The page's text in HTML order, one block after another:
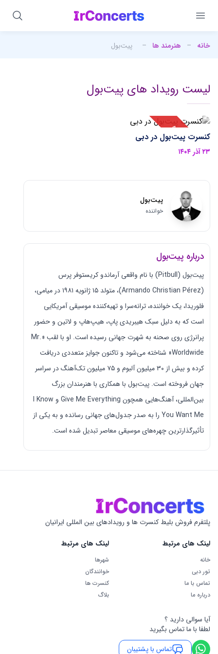
خانه – هنرمند ها – پیت‌بول
لیست رویداد های پیت‌بول
کنسرت پیت‌بول در دبی
۲۳ آذر ۱۴۰۴
پیت‌بول
خواننده
درباره پیت‌بول
پیت‌بول (Pitbull) با نام واقعی آرماندو کریستوفر پرس
(Armando Christian Pérez)، متولد ۱۵ ژانویه ۱۹۸۱ در میامی،
فلوریدا، یک خواننده، ترانه‌سرا و تهیه‌کننده موسیقی آمریکایی
است که به دلیل سبک هیبریدی پاپ، هیپ‌هاپ و لاتین و حضور
پرانرژی روی صحنه به شهرت جهانی رسیده است. او با لقب «Mr.
Worldwide» شناخته می‌شود و تاکنون جوایز متعددی دریافت
کرده و بیش از ۳۰ میلیون آلبوم و ۷۵ میلیون تک‌آهنگ در سراسر
جهان فروخته است. پیت‌بول با همکاری با هنرمندان بزرگ
بین‌المللی، آهنگ‌هایی همچون Give Me Everything و I Know
You Want Me را به صدر جدول‌های جهانی رسانده و به یکی از
تأثیرگذارترین چهره‌های موسیقی معاصر تبدیل شده است.
پلتفرم فروش بلیط کنسرت ها و رویدادهای بین المللی ایرانیان
لینک های مرتبط
خانه
تور دبی
تماس با ما
درباره ما
لینک های مرتبط
شهرها
خوانندگان
کنسرت ها
بلاگ
آیا سوالی دارید ؟
لطفا با ما تماس بگیرید
تماس با پشتیبان